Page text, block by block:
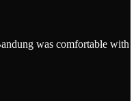
was comfortable with